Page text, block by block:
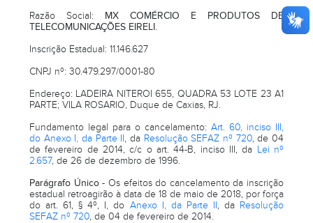
Razão Social: MX COMÉRCIO E PRODUTOS DE
TELECOMUNICAÇÕES EIRELI.
Inscrição Estadual: 11.146.627
CNPJ nº: 30.479.297/0001-80
Endereço: LADEIRA NITEROI 655, QUADRA 53 LOTE 23 A1
PARTE; VILA ROSARIO, Duque de Caxias, RJ.
Fundamento legal para o cancelamento: Art. 60, inciso III,
do Anexo I, da Parte II, da Resolução SEFAZ nº 720, de 04
de fevereiro de 2014, c/c o art. 44-B, inciso III, da Lei nº
2.657, de 26 de dezembro de 1996.
Parágrafo Único - Os efeitos do cancelamento da inscrição
estadual retroagirão à data de 18 de maio de 2018, por força
do art. 61, § 4º, I, do Anexo I, da Parte II, da Resolução
SEFAZ nº 720, de 04 de fevereiro de 2014.